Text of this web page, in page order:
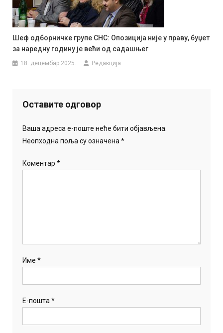
Шеф одборничке групе СНС: Опозиција није у праву, буџет
за наредну годину је већи од садашњег
18. децембар 2025. Редакција
Оставите одговор
Ваша адреса е-поште неће бити објављена.
Неопходна поља су означена*
Коментар*
Име*
Е-пошта*